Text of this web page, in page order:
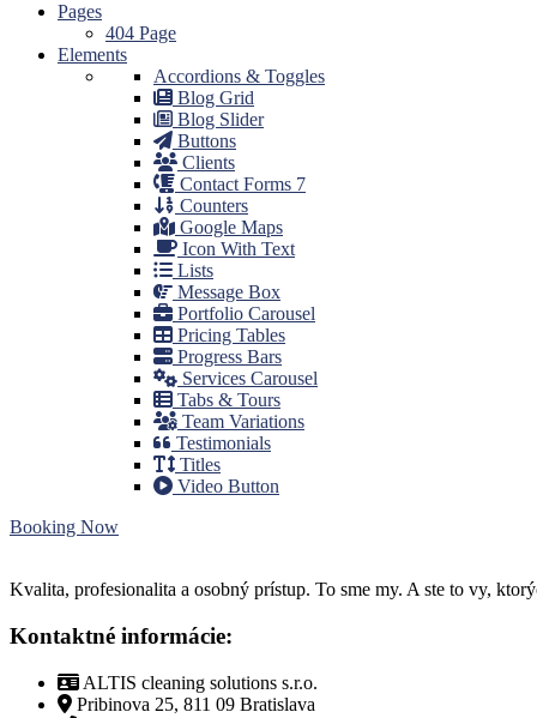
Pages
404 Page
Elements
Accordions & Toggles
Blog Grid
Blog Slider
Buttons
Clients
Contact Forms 7
Counters
Google Maps
Icon With Text
Lists
Message Box
Portfolio Carousel
Pricing Tables
Progress Bars
Services Carousel
Tabs & Tours
Team Variations
Testimonials
Titles
Video Button
Booking Now
Kvalita, profesionalita a osobný prístup. To sme my. A ste to vy,
Kontaktné informácie:
ALTIS cleaning solutions s.r.o.
Pribinova 25, 811 09 Bratislava